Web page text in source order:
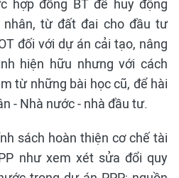
hợp đồng BT để huy động
từ đất đai cho đầu tư
đối với dự án cải tạo, nâng
hiện hữu nhưng với cách
từ những bài học cũ, để hài
- Nhà nước - nhà đầu tư.
sách hoàn thiện cơ chế tài
như xem xét sửa đổi quy